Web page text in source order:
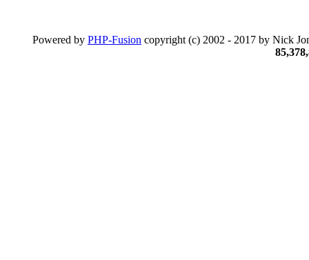
Powered by PHP-Fusion copyright (c) 2002 - 2017 by Nick